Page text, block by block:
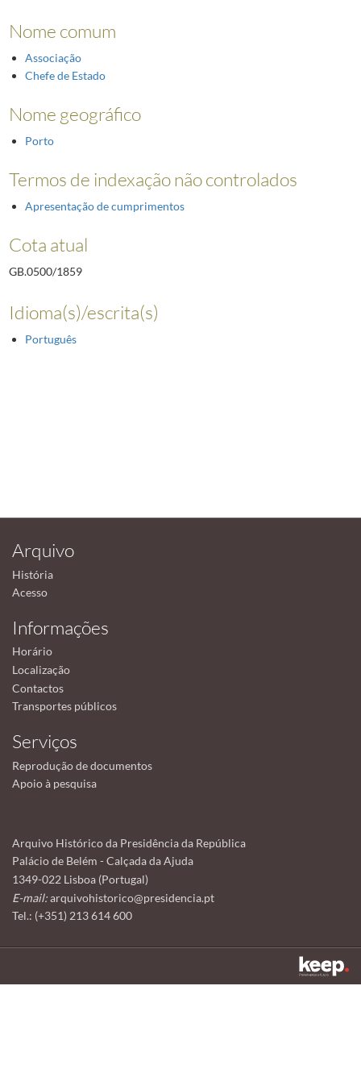
Nome comum
Associação
Chefe de Estado
Nome geográfico
Porto
Termos de indexação não controlados
Apresentação de cumprimentos
Cota atual
GB.0500/1859
Idioma(s)/escrita(s)
Português
Arquivo
História
Acesso
Informações
Horário
Localização
Contactos
Transportes públicos
Serviços
Reprodução de documentos
Apoio à pesquisa
Arquivo Histórico da Presidência da República
Palácio de Belém - Calçada da Ajuda
1349-022 Lisboa (Portugal)
E-mail:arquivohistorico@presidencia.pt
Tel.: (+351) 213 614 600